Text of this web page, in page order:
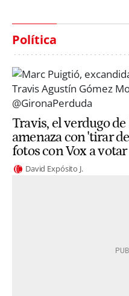
Política
Travis, el verdugo
amenaza con 'tirar
fotos con Vox a
David Expósito J.